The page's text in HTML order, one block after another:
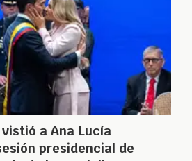
a Ana Lucía
presidencial de